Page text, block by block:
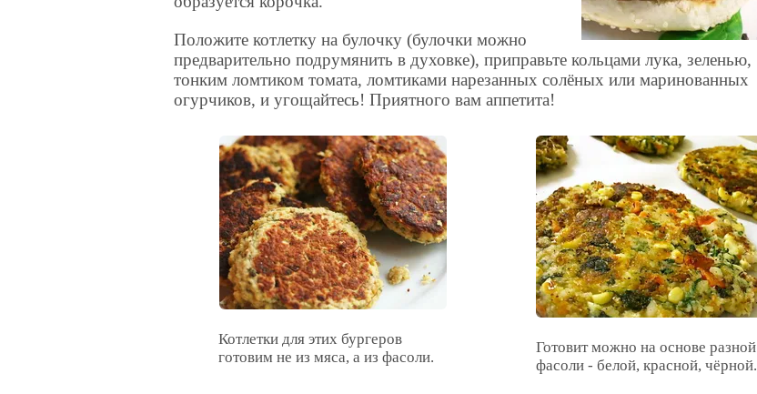
Положите котлетку на булочку (булочки можно
предварительно подрумянить в духовке), приправьте кольцами лука, зеленью,
тонким ломтиком томата, ломтиками нарезанных солёных или маринованных
огурчиков, и угощайтесь! Приятного вам аппетита!
Котлетки для этих бургеров
готовим не из мяса, а из фасоли.
Готовит можно на основе разной
фасоли - белой, красной, чёрной.